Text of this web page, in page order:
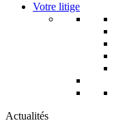
Votre litige
Actualités